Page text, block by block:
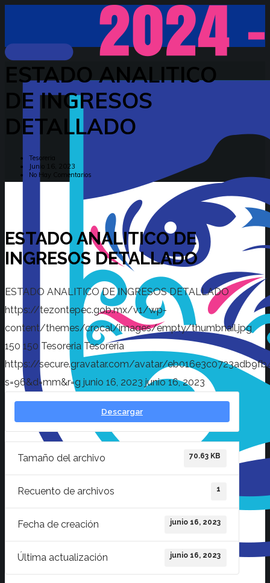
ESTADO ANALITICO
DE INGRESOS
DETALLADO
Tesoreria
Junio 16, 2023
No Hay Comentarios
ESTADO ANALITICO DE
INGRESOS DETALLADO
ESTADO ANALITICO DE INGRESOS DETALLADO
https://tezontepec.gob.mx/v1/wp-
content/themes/crocal/images/empty/thumbnail.jpg
150 150 Tesoreria Tesoreria
https://secure.gravatar.com/avatar/
s=96&d=mm&r=g junio 16, 2023 junio 16, 2023
Descargar
Tamaño del archivo 70.63 KB
Recuento de archivos 1
Fecha de creación junio 16, 2023
Última actualización junio 16, 2023